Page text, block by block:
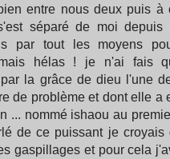
entre nous deux puis à
séparé de moi
par tout les moyens
hélas ! je n'ai fais
la grâce de dieu l'une
de problème et dont elle a
... nommé ishaou au
de ce puissant je croyais
gaspillages et pour cela